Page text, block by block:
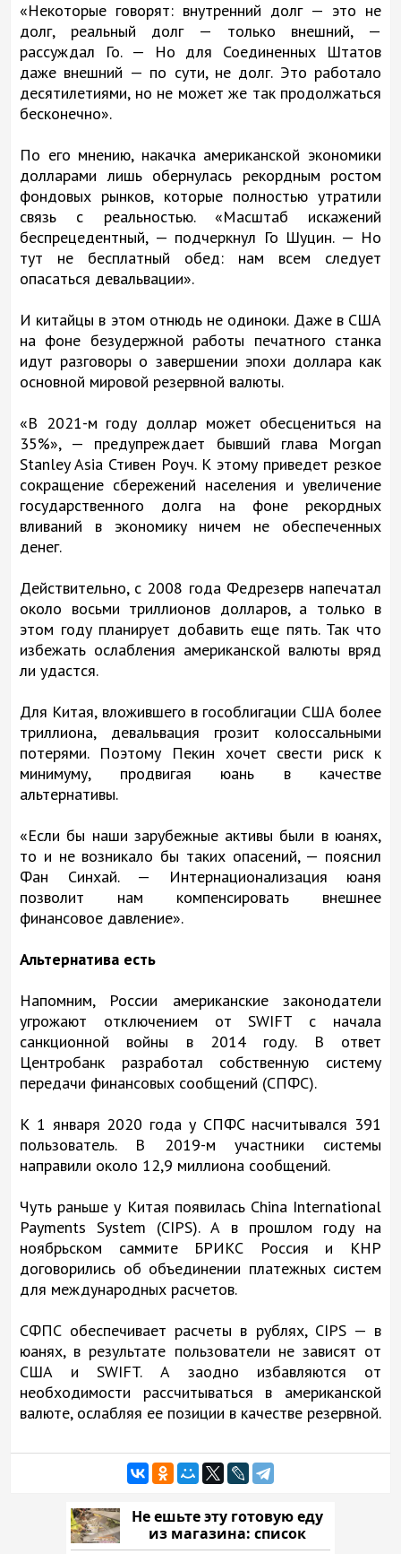
«Некоторые говорят: внутренний долг — это не
долг, реальный долг — только внешний, —
рассуждал Го. — Но для Соединенных Штатов
даже внешний — по сути, не долг. Это работало
десятилетиями, но не может же так продолжаться
бесконечно».
По его мнению, накачка американской экономики
долларами лишь обернулась рекордным ростом
фондовых рынков, которые полностью утратили
связь с реальностью. «Масштаб искажений
беспрецедентный, — подчеркнул Го Шуцин. — Но
тут не бесплатный обед: нам всем следует
опасаться девальвации».
И китайцы в этом отнюдь не одиноки. Даже в США
на фоне безудержной работы печатного станка
идут разговоры о завершении эпохи доллара как
основной мировой резервной валюты.
«В 2021-м году доллар может обесцениться на
35%», — предупреждает бывший глава Morgan
Stanley Asia Стивен Роуч. К этому приведет резкое
сокращение сбережений населения и увеличение
государственного долга на фоне рекордных
вливаний в экономику ничем не обеспеченных
денег.
Действительно, с 2008 года Федрезерв напечатал
около восьми триллионов долларов, а только в
этом году планирует добавить еще пять. Так что
избежать ослабления американской валюты вряд
ли удастся.
Для Китая, вложившего в гособлигации США более
триллиона, девальвация грозит колоссальными
потерями. Поэтому Пекин хочет свести риск к
минимуму, продвигая юань в качестве
альтернативы.
«Если бы наши зарубежные активы были в юанях,
то и не возникало бы таких опасений, — пояснил
Фан Синхай. — Интернационализация юаня
позволит нам компенсировать внешнее
финансовое давление».
Альтернатива есть
Напомним, России американские законодатели
угрожают отключением от SWIFT c начала
санкционной войны в 2014 году. В ответ
Центробанк разработал собственную систему
передачи финансовых сообщений (СПФС).
К 1 января 2020 года у СПФС насчитывался 391
пользователь. В 2019-м участники системы
направили около 12,9 миллиона сообщений.
Чуть раньше у Китая появилась China International
Payments System (CIPS). А в прошлом году на
ноябрьском саммите БРИКС Россия и КНР
договорились об объединении платежных систем
для международных расчетов.
СФПС обеспечивает расчеты в рублях, CIPS — в
юанях, в результате пользователи не зависят от
США и SWIFT. А заодно избавляются от
необходимости рассчитываться в американской
валюте, ослабляя ее позиции в качестве резервной.
Не ешьте эту готовую еду
из магазина: список